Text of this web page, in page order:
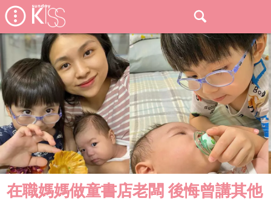
在職媽媽做童書店老闆 後悔曾講其他